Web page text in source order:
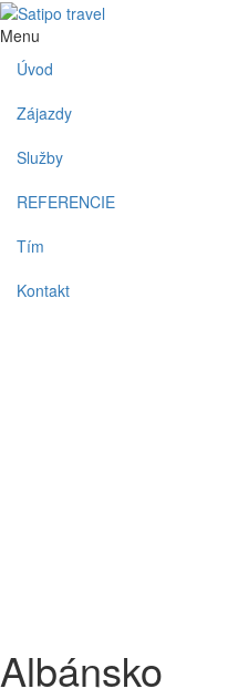
Menu
Úvod
Zájazdy
Služby
REFERENCIE
Tím
Kontakt
Albánsko